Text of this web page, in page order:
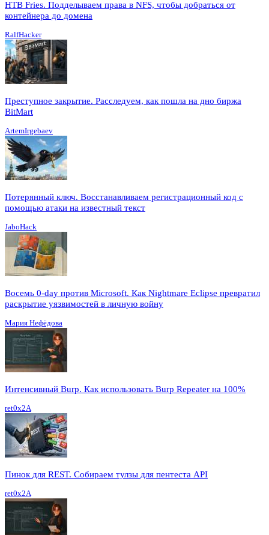
HTB Fries. Подделываем права в NFS, чтобы добраться от
контейнера до домена
RalfHacker
Преступное закрытие. Расследуем, как пошла на дно биржа
BitMart
ArtemIrgebaev
Потерянный ключ. Восстанавливаем регистрационный код с
помощью атаки на известный текст
JaboHack
Восемь 0-day против Microsoft. Как Nightmare Eclipse превратил
раскрытие уязвимостей в личную войну
Мария Нефёдова
Интенсивный Burp. Как использовать Burp Repeater на 100%
ret0x2A
Пинок для REST. Собираем тулзы для пентеста API
ret0x2A